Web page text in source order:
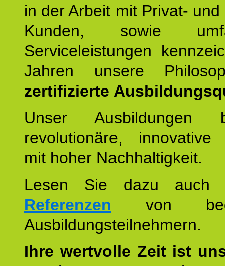
in der Arbeit mit Privat-
Kunden, sowie
Serviceleistungen
Jahren unsere
zertifizierte
Unser Ausbildungen
revolutionäre, innovative
mit hoher Nachhaltigkeit.
Lesen Sie dazu
Referenzen von
Ausbildungsteilnehmern.
Ihre wertvolle Zeit ist